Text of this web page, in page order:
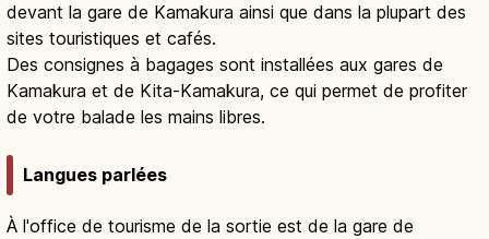
devant la gare de Kamakura ainsi que dans la plupart des
sites touristiques et cafés.
Des consignes à bagages sont installées aux gares de
Kamakura et de Kita-Kamakura, ce qui permet de profiter
de votre balade les mains libres.
Langues parlées
À l'office de tourisme de la sortie est de la gare de